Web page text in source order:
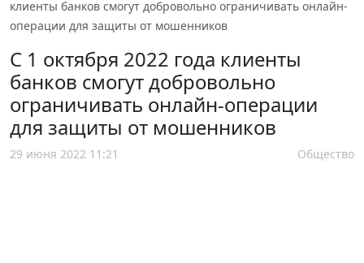
клиенты банков смогут добровольно ограничивать онлайн-
операции для защиты от мошенников
С 1 октября 2022 года клиенты
банков смогут добровольно
ограничивать онлайн-операции
для защиты от мошенников
29 июня 2022 11:21 Общество